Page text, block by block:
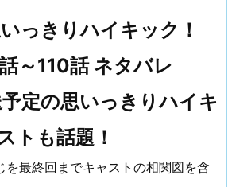
っきりハイキック！
～110話 ネタバレ
定の思いっきりハイキ
トも話題！
を最終回までキャストの相関図を含